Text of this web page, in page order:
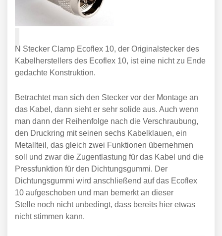
N Stecker Clamp Ecoflex 10, der Originalstecker des
Kabelherstellers des Ecoflex 10, ist eine nicht zu Ende
gedachte Konstruktion.
Betrachtet man sich den Stecker vor der Montage an
das Kabel, dann sieht er sehr solide aus. Auch wenn
man dann der Reihenfolge nach die Verschraubung,
den Druckring mit seinen sechs Kabelklauen, ein
Metallteil, das gleich zwei Funktionen übernehmen
soll und zwar die Zugentlastung für das Kabel und die
Pressfunktion für den Dichtungsgummi. Der
Dichtungsgummi wird anschließend auf das Ecoflex
10 aufgeschoben und man bemerkt an dieser
Stelle noch nicht unbedingt, dass bereits hier etwas
nicht stimmen kann.